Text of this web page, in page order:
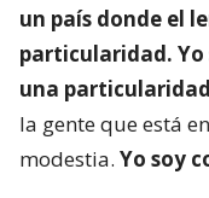
un país donde el
particularidad.
una particularidad
la gente que está
modestia. Yo soy